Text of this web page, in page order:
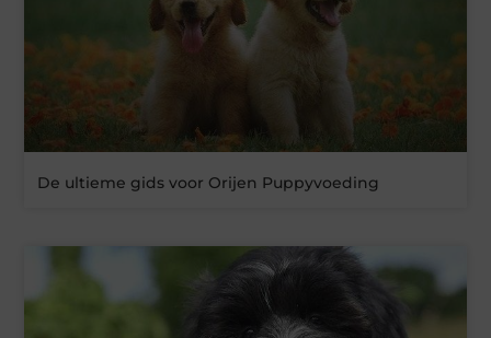
De ultieme gids voor Orijen Puppyvoeding